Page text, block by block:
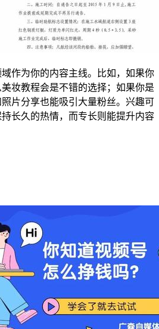
作为你的内容主线。比如，如果你
妆教程会是不错的选择；如果你是
片分享也能吸引大量粉丝。兴趣可
长久的热情，而专长则能提升内容